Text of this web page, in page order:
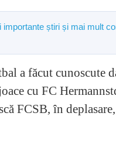
știri și mai mult
a făcut
cu FC
FCSB, în